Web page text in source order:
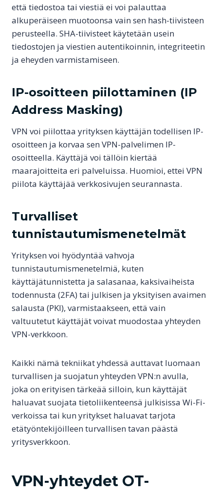
että tiedostoa tai viestiä ei voi palauttaa
alkuperäiseen muotoonsa vain sen hash-tiivisteen
perusteella. SHA-tiivisteet käytetään usein
tiedostojen ja viestien autentikoinnin, integriteetin
ja eheyden varmistamiseen.
IP-osoitteen piilottaminen (IP
Address Masking)
VPN voi piilottaa yrityksen käyttäjän todellisen IP-
osoitteen ja korvaa sen VPN-palvelimen IP-
osoitteella. Käyttäjä voi tällöin kiertää
maarajoitteita eri palveluissa. Huomioi, ettei VPN
piilota käyttäjää verkkosivujen seurannasta.
Turvalliset
tunnistautumismenetelmät
Yrityksen voi hyödyntää vahvoja
tunnistautumismenetelmiä, kuten
käyttäjätunnistetta ja salasanaa, kaksivaiheista
todennusta (2FA) tai julkisen ja yksityisen avaimen
salausta (PKI), varmistaakseen, että vain
valtuutetut käyttäjät voivat muodostaa yhteyden
VPN-verkkoon.
Kaikki nämä tekniikat yhdessä auttavat luomaan
turvallisen ja suojatun yhteyden VPN:n avulla,
joka on erityisen tärkeää silloin, kun käyttäjät
haluavat suojata tietoliikenteensä julkisissa Wi-Fi-
verkoissa tai kun yritykset haluavat tarjota
etätyöntekijöilleen turvallisen tavan päästä
yritysverkkoon.
VPN-yhteydet OT-